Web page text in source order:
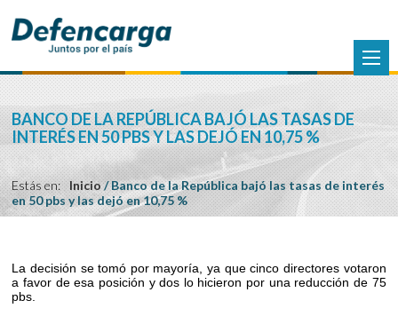
BANCO DE LA REPÚBLICA BAJÓ LAS TASAS DE
INTERÉS EN 50 PBS Y LAS DEJÓ EN 10,75 %
Estás en: Inicio/Banco de la República bajó las tasas de interés
en 50 pbs y las dejó en 10,75 %
La decisión se tomó por mayoría, ya que cinco directores votaron
a favor de esa posición y dos lo hicieron por una reducción de 75
pbs.